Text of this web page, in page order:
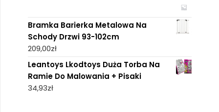
Bramka Barierka Metalowa Na
Schody Drzwi 93-102cm
209,00zł
Leantoys Lkodtoys Duża Torba Na
Ramie Do Malowania + Pisaki
34,93zł